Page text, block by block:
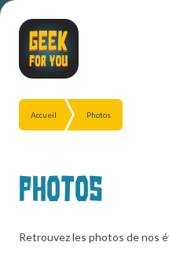
Accueil Photos
Photos
Retrouvez les photos de nos